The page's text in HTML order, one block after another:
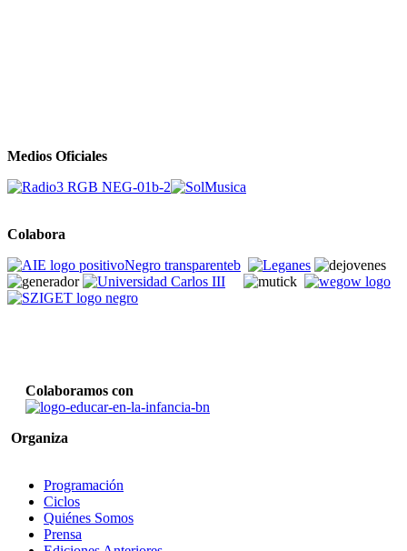
Medios Oficiales
Colabora
Colaboramos con
Organiza
Programación
Ciclos
Quiénes Somos
Prensa